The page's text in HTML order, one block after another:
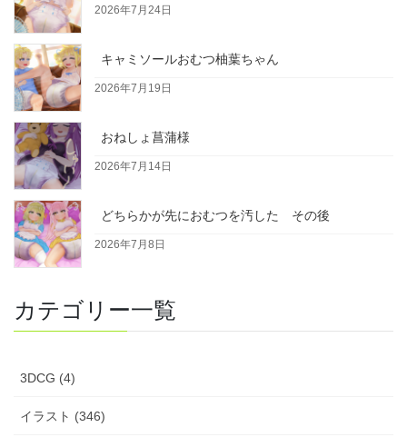
2026年7月24日
キャミソールおむつ柚葉ちゃん
2026年7月19日
おねしょ菖蒲様
2026年7月14日
どちらかが先におむつを汚した その後
2026年7月8日
カテゴリー一覧
3DCG (4)
イラスト (346)